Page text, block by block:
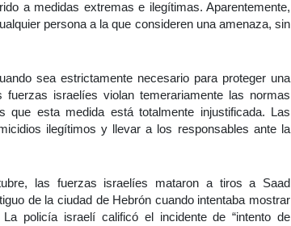
a medidas extremas e ilegítimas. Aparentemente,
persona a la que consideren una amenaza, sin
sea estrictamente necesario para proteger una
israelíes violan temerariamente las normas
que esta medida está totalmente injustificada. Las
ilegítimos y llevar a los responsables ante la
las fuerzas israelíes mataron a tiros a Saad
de la ciudad de Hebrón cuando intentaba mostrar
policía israelí calificó el incidente de “intento de